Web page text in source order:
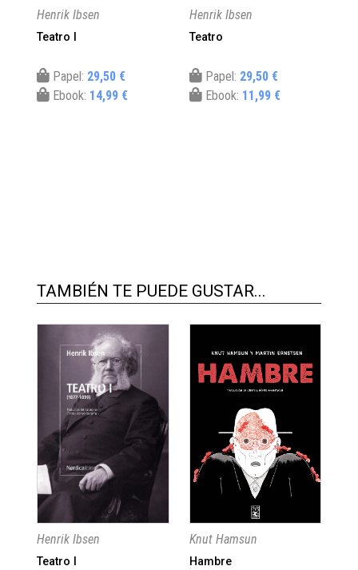
Henrik Ibsen
Teatro I
Papel: 29,50 €
Ebook: 14,99 €
Henrik Ibsen
Teatro
Papel: 29,50 €
Ebook: 11,99 €
TAMBIÉN TE PUEDE GUSTAR...
Henrik Ibsen
Teatro I
Knut Hamsun
Hambre